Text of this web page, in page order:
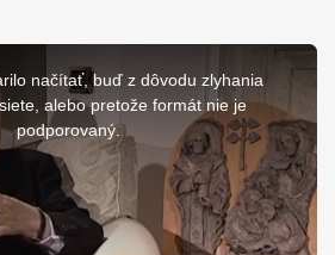
načítať, buď z dôvodu zlyhania
alebo pretože formát nie je
podporovaný.